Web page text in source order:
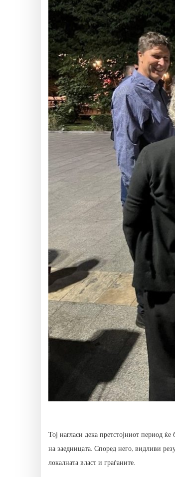
Тој нагласи дека претстојниот период
на заедницата. Според него, видливи
локалната власт и граѓаните.